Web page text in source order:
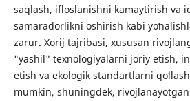
saqlash, ifloslanishni kamaytirish va
samaradorlikni oshirish kabi
zarur. Xorij tajribasi, xususan
"yashil" texnologiyalarni joriy etish,
etish va ekologik standartlarni qoʻllash
mumkin, shuningdek,